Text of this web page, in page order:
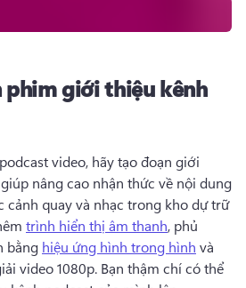
phim giới thiệu kênh
video, hãy tạo đoạn giới
nâng cao nhận thức về nội dung
cảnh quay và nhạc trong kho dự trữ
trình hiển thị âm thanh, phủ
bằng hiệu ứng hình trong hình và
video 1080p. Bạn thậm chí có thể